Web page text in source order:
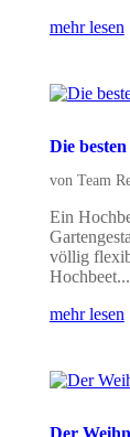
mehr lesen
Die
von Team
Ein
völlig
Hochbeet...
mehr lesen
Der